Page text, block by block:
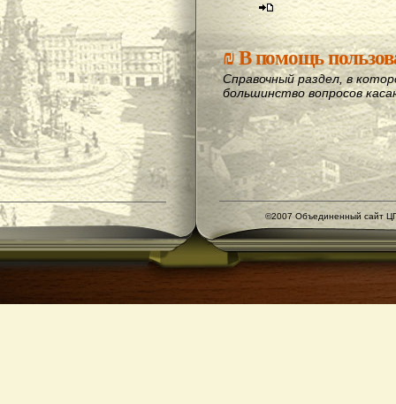
₪В помощь
Справочный раздел, в
большинство вопросов
©2007 Объединенный сайт